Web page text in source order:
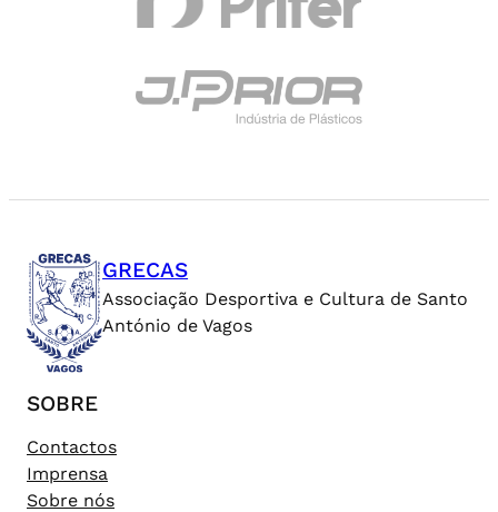
GRECAS
Associação Desportiva e Cultura de Santo
António de Vagos
SOBRE
Contactos
Imprensa
Sobre nós